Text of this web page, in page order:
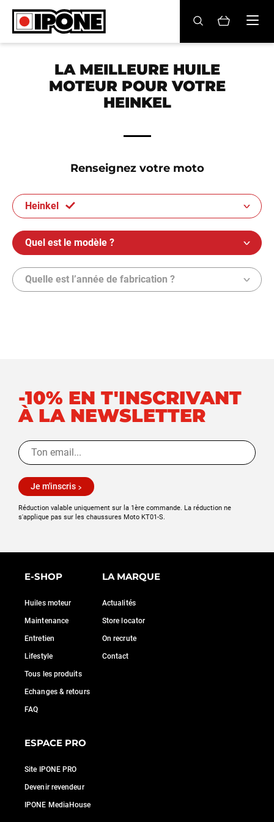
Ipone
HUILES MOTEUR
ENTRETIEN
Revendeurs
Compte
BE FR EN ES IT DE
LA MEILLEURE HUILE
MOTEUR POUR VOTRE
HEINKEL
Renseignez votre moto
Heinkel
Quel est le modèle ?
Quelle est l’année de fabrication ?
-10% EN T'INSCRIVANT
À LA NEWSLETTER
Je m'inscris
Réduction valable uniquement sur la 1ère commande. La réduction ne
s'applique pas sur les chaussures Moto KT01-S.
E-SHOP
Huiles moteur
Maintenance
Entretien
Lifestyle
Tous les produits
Echanges & retours
FAQ
LA MARQUE
Actualités
Store locator
On recrute
Contact
ESPACE PRO
Site IPONE PRO
Devenir revendeur
IPONE MediaHouse